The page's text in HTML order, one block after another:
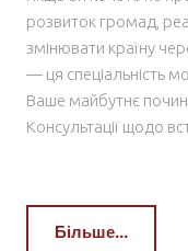
громади.
Якщо ви хочете не
розвиток громад,
змінювати країну
Консультації щодо